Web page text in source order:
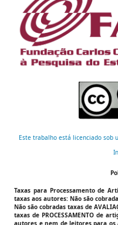
Este trabalho está licenciado sob
Taxas para Processamento de
taxas aos autores: Não são
Não são cobradas taxas de
taxas de PROCESSAMENTO de